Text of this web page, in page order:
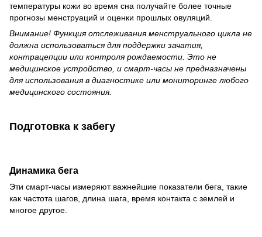
температуры кожи во время сна получайте более точные
прогнозы менструаций и оценки прошлых овуляций.
Внимание! Функция отслеживания менструального цикла не
должна использоваться для поддержки зачатия,
контрацепции или контроля рождаемости. Это не
медицинское устройство, и смарт-часы не предназначены
для использования в диагностике или мониторинге любого
медицинского состояния.
Подготовка к забегу
Динамика бега
Эти смарт-часы измеряют важнейшие показатели бега, такие
как частота шагов, длина шага, время контакта с землей и
многое другое.